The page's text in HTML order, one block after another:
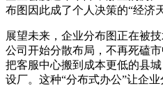
布图因此成了个人决策的“经济
展望未来，企业分布图正在被
公司开始分散布局，不再死磕
把客服中心搬到成本更低的县
设厂。这种“分布式办公”让企